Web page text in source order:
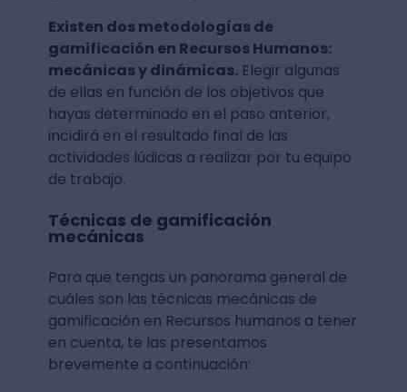
Existen dos metodologías de
gamificación en Recursos Humanos:
mecánicas y dinámicas.Elegir algunas
de ellas en función de los objetivos que
hayas determinado en el paso anterior,
incidirá en el resultado final de las
actividades lúdicas a realizar por tu equipo
de trabajo.
Técnicas de gamificación
mecánicas
Para que tengas un panorama general de
cuáles son las técnicas mecánicas de
gamificación en Recursos humanos a tener
en cuenta, te las presentamos
brevemente a continuación: